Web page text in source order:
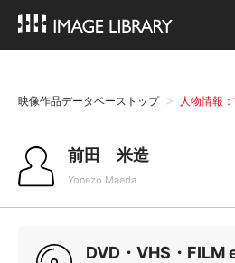
映像作品データベーストップ 人物情報
前田 米造
Yonezo Maeda
DVD・VHS・FILM